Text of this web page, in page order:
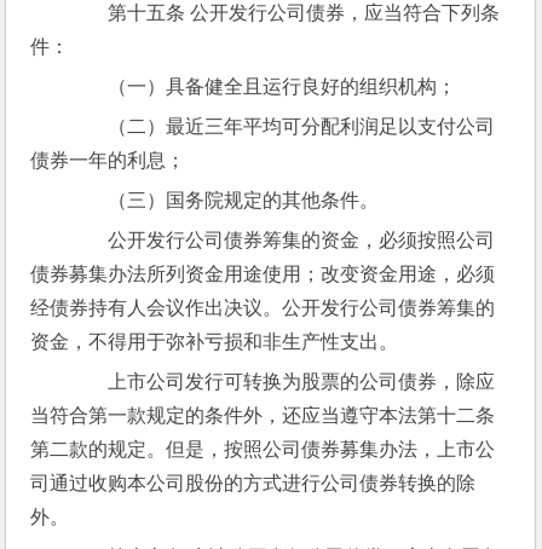
第十五条 公开发行公司债券，应当符合下列条
件：
（一）具备健全且运行良好的组织机构；
（二）最近三年平均可分配利润足以支付公司
债券一年的利息；
（三）国务院规定的其他条件。
公开发行公司债券筹集的资金，必须按照公司
债券募集办法所列资金用途使用；改变资金用途，必须
经债券持有人会议作出决议。公开发行公司债券筹集的
资金，不得用于弥补亏损和非生产性支出。
上市公司发行可转换为股票的公司债券，除应
当符合第一款规定的条件外，还应当遵守本法第十二条
第二款的规定。但是，按照公司债券募集办法，上市公
司通过收购本公司股份的方式进行公司债券转换的除
外。